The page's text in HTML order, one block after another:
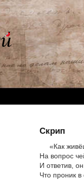
Скрип
«Как
На вопрос
И ответив,
Что проник в